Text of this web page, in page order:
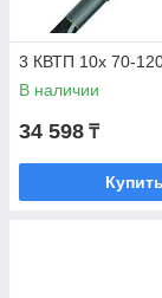
3 КВТП 10х 70-120
В наличии
34 598 ₸
Купить